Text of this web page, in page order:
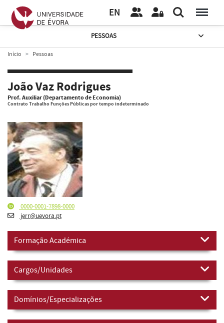
EN
PESSOAS
Início Pessoas
João Vaz Rodrigues
Prof. Auxiliar (Departamento de Economia)
Contrato Trabalho Funções Públicas por tempo indeterminado
0000-0001-7898-0000
jerr@uevora.pt
Formação Académica
Cargos/Unidades
Domínios/Especializações